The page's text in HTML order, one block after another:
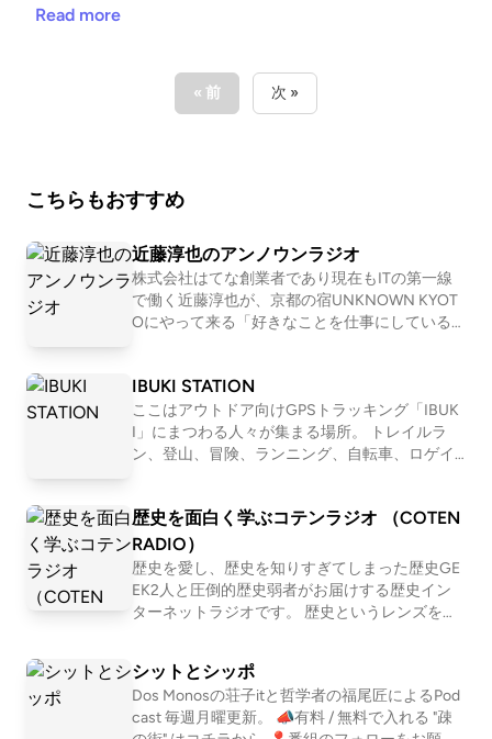
送信ができます。https://listen.style/p/sutem?par8V2
Read more
« 前 次 »
こちらもおすすめ
近藤淳也のアンノウンラジオ
株式会社はてな創業者であり現在もITの第一線
で働く近藤淳也が、京都の宿UNKNOWN KYOT
Oにやって来る「好きなことを仕事にしている
例」として紐解いていきます。 . 【ホスト：近藤
淳也】 株式会社OND代表取締役社長、株式会社
はてな取締役、UNKNOWN KYOTO支配人、NP
O法人滋賀一周トレイル代表理事、トレイルラ
創業、2011年にマザーズにて上場。その後2017
年に株式会社ONDを設立し、現在もITの第一線
で働く。 株式会社OND: https://ond-inc.com/ .
【UNKNOWN KYOTO】 築100年を超える元遊
郭建築を改装し、仕事もできて暮らせる宿に。
わる場所になっています。 1泊の観光目的の利用
だけではなく、中長期滞在される方にも好評い
ただいています。 web: https://unknown.kyoto/ .
IBUKI STATION
ここはアウトドア向けGPSトラッキング「IBUK
I」にまつわる人々が集まる場所。 トレイルラ
ン、登山、冒険、ランニング、自転車、ロゲイ
しむ姿勢。 自然を目一杯楽しみ、苦しみなが
ら、人と接する喜びにも気付く。 アウトドアを
満喫するみなさんが、ほっとできるIBUKI STATI
ONです。 IBUKI https://ibuki.run/ 近藤淳也 IBU
KIを提供する株式会社OND代表。ポッドキャス
ィレクター 中川和美 OND所属。IBUKI担当。ト
レイルランナー
歴史を面白く学ぶコテンラジオ （COTEN
RADIO）
歴史を愛し、歴史を知りすぎてしまった歴史GE
EK2人と圧倒的歴史弱者がお届けする歴史イン
ターネットラジオです。 歴史というレンズを通
く！？ 笑いあり、涙ありの新感覚・歴史キュレ
ーションプログラム！ ☆Apple &amp; Spotify Po
dcast 部門別ランキング１位獲得！ ☆ジャパン
シットとシッポ
Dos Monosの荘子itと哲学者の福尾匠によるPod
cast 毎週月曜更新。 📣有料 / 無料で入れる "疎